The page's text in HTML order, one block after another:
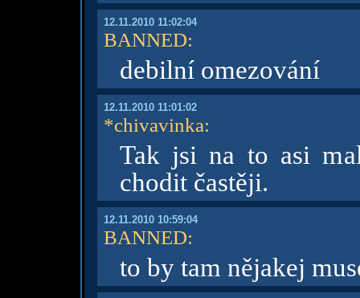
12.11.2010 11:02:04
BANNED:
debilní omezování
12.11.2010 11:01:02
*chivavinka:
Tak jsi na to asi
chodit častěji.
12.11.2010 10:59:04
BANNED:
to by tam nějakej